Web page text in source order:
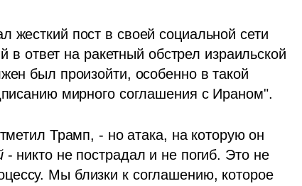
жесткий пост в своей социальной сети
ответ на ракетный обстрел израильской
был произойти, особенно в такой
мирного соглашения с Ираном".
Трамп, - но атака, на которую он
- никто не пострадал и не погиб. Это не
Мы близки к соглашению, которое